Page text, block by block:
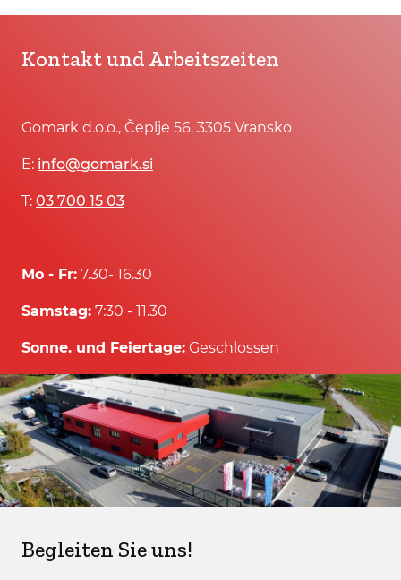
Kontakt und Arbeitszeiten
Gomark d.o.o., Čeplje 56, 3305 Vransko
E: info@gomark.si
T: 03 700 15 03
Mo - Fr: 7.30- 16.30
Samstag: 7:30 - 11.30
Sonne. und Feiertage: Geschlossen
Begleiten Sie uns!